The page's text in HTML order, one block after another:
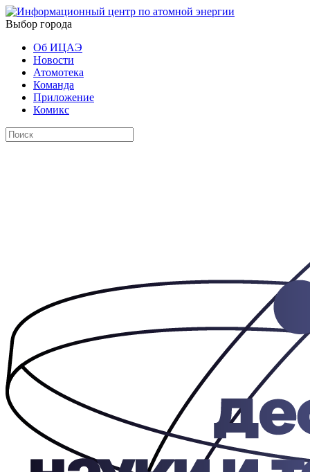
Выбор города
Об ИЦАЭ
Новости
Атомотека
Команда
Приложение
Комикс